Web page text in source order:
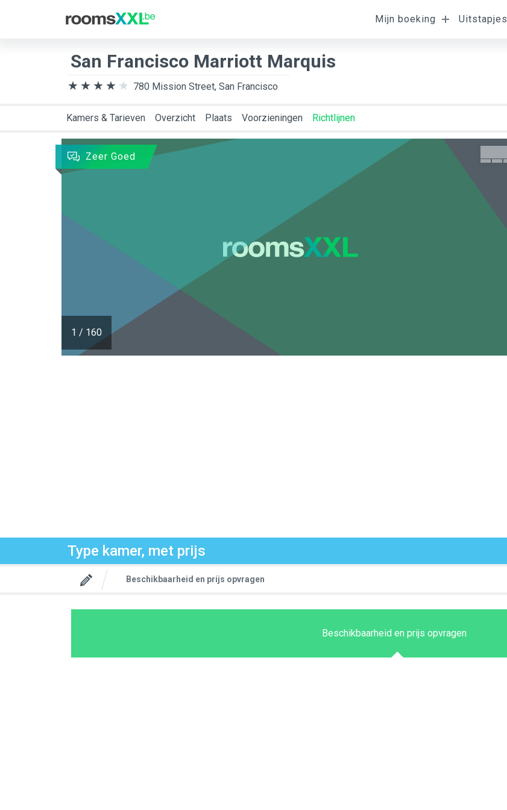
Mijn boeking Uitstapjes
Bestemming
Ligging van de
kamer
San Francisco Marriott Marquis
780 Mission Street, San Francisco
Kamers & Tarieven Overzicht Plaats Voorzieningen Richtlijnen
1 / 160
Zeer Goed
Type kamer, met prijs
Beschikbaarheid en prijs opvragen
Beschikbaarheid en prijs opvragen